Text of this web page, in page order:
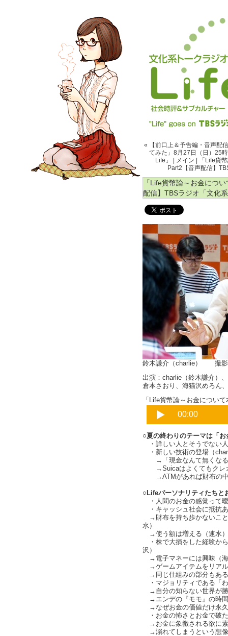
« 【前口上＆予告編・音声配
てみた」8月27日（日）25
Life」
メイン
「Life貨
Part2【音声配信】
「Life貨幣論～お金につ
配信】TBSラジオ「文化
鈴木謙介（charlie） 撮影
出演：charlie（鈴木謙介）
倉本さおり、海猫沢めろん
「Life貨幣論～お金につい
○夏の終わりのテーマは「お
・詳しい人とそうでない
・新しい技術の登場（
→「現金なんて無くなる
→Suicaはよくてもクレ
→ATMがあれば財布の中
○Lifeパーソナリティたちと
・人間のお金の感覚って
・キャッシュ社会に抵抗
→財布を持ち歩かないこと
水）
→使う額は増える（速水）
・株で大損をした経験か
沢）
→電子マネーには興味（
→ゲームアイテムをリアル
→同じ仕組みの部分もあ
・マジョリティである「
→自分の知らない世界が
→エンデの『モモ』の時
→なぜお金の価値だけ永
・お金の怖さとお金で破
→お金に象徴される欲に
→溺れてしまうという想